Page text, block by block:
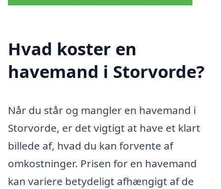
Hvad koster en
havemand i Storvorde?
Når du står og mangler en havemand i
Storvorde, er det vigtigt at have et klart
billede af, hvad du kan forvente af
omkostninger. Prisen for en havemand
kan variere betydeligt afhængigt af de